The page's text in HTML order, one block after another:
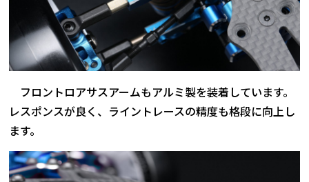
フロントロアサスアームもアルミ製を装着しています。
レスポンスが良く、ライントレースの精度も格段に向上し
ます。